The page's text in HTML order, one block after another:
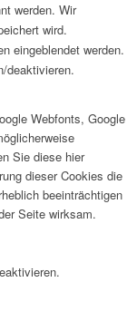
werden. Wir
wird.
eingeblendet werden.
deaktivieren.
Webfonts, Google
Sie diese hier
dieser Cookies die
beeinträchtigen
Seite wirksam.